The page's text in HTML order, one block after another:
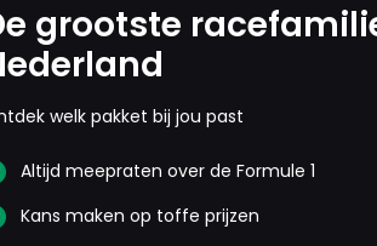
grootste
welk pakket bij jou past
Altijd meepraten over de Formule 1
Kans maken op toffe prijzen